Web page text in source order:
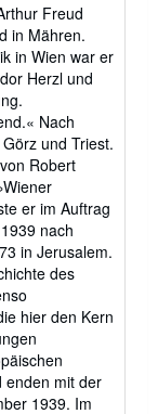
Freud
in Mähren.
in Wien war er
Herzl und
Nach
und Triest.
Robert
er im Auftrag
nach
in Jerusalem.
des
hier den Kern
enden mit der
1939. Im